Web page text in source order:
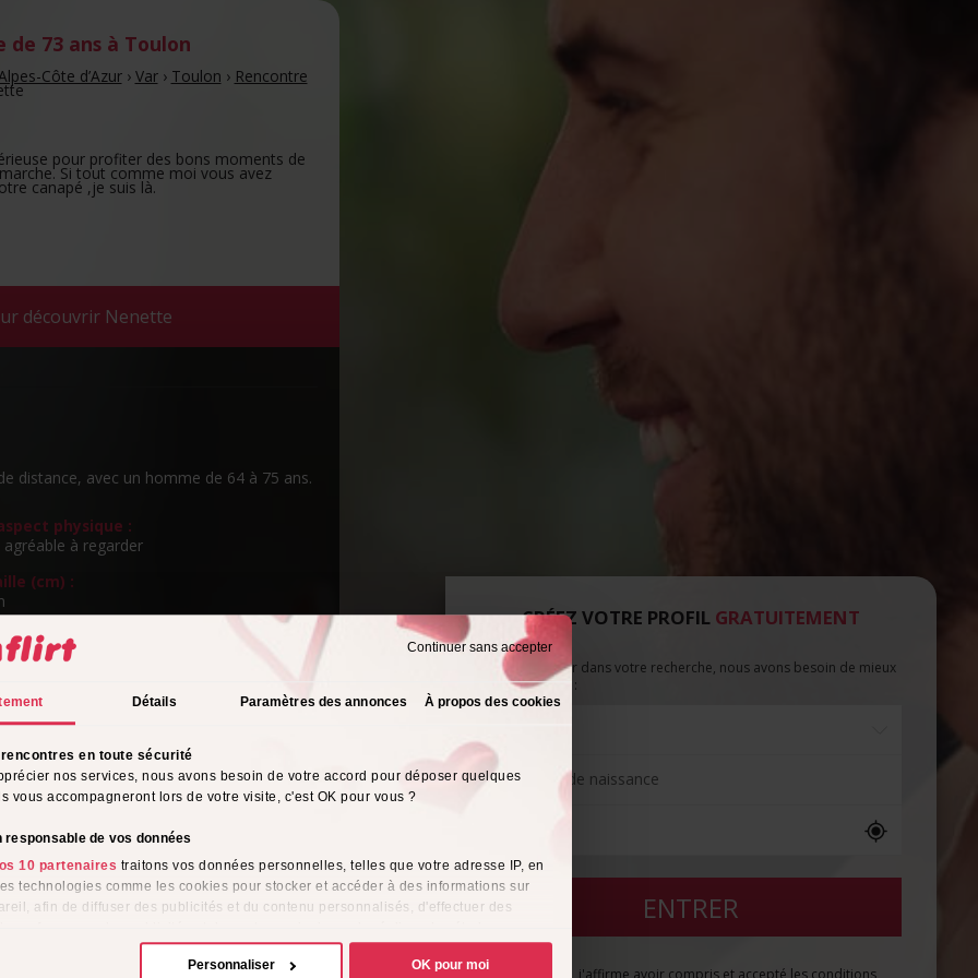
Continuer sans accepter
Détails Paramètres des annonces À propos des cookies
rencontres en toute sécurité
nos services, nous avons besoin de votre accord pour déposer quelques
vous accompagneront lors de votre visite, c'est OK pour vous ?
responsable de vos données
10 partenaires traitons vos données personnelles, telles que votre adresse IP, en
technologies comme les cookies pour stocker et accéder à des informations sur
afin de diffuser des publicités et du contenu personnalisés, d'effectuer des
favorisant ainsi le développement de services. Vous avez le choix quant à
de vos données et à leurs finalités. Vous pouvez modifier ou retirer votre
Personnaliser OK pour moi
de 73 ansà Toulon
Côte d’Azur› Var› Toulon › Rencontre
pour profiter des bons moments de
Si tout comme moi vous avez
canapé ,je suis là.
découvrir Nenette
distance, avec un homme de 64 à 75 ans.
physique :
agréable à regarder
(cm) :
de cheveux :
:
sexuelle :
de l'alcool :
vestimentaire :
(Bon Chic Bon Genre)
:
CRÉEZ VOTRE PROFIL GRATUITEMENT
Pour vous aider dans votre recherche, nous avons besoin de mieux
vous connaitre :
Date de naissance
En validant, j'affirme avoir compris et accepté les conditions